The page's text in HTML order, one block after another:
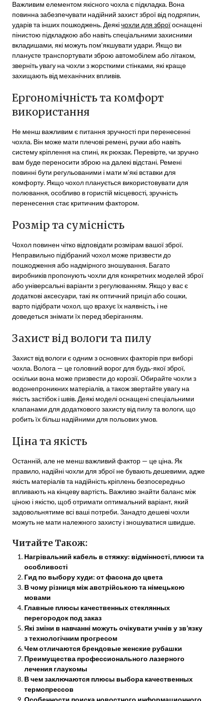
Важливим елементом якісного чохла є підкладка. Вона
повинна забезпечувати надійний захист зброї від подряпин,
ударів та інших пошкоджень. Деякічохли для зброїоснащені
пінистою підкладкою або навіть спеціальними захисними
вкладишами, які можуть пом’якшувати удари. Якщо ви
плануєте транспортувати зброю автомобілем або літаком,
зверніть увагу на чохли з жорсткими стінками, які краще
захищають від механічних впливів.
Ергономічність та комфорт
використання
Не менш важливим є питання зручності при перенесенні
чохла. Він може мати плечові ремені, ручки або навіть
систему кріплення на спині, як рюкзак. Перевірте, чи зручно
вам буде переносити зброю на далекі відстані. Ремені
повинні бути регульованими і мати м’які вставки для
комфорту. Якщо чохол планується використовувати для
полювання, особливо в гористій місцевості, зручність
перенесення стає критичним фактором.
Розмір та сумісність
Чохол повинен чітко відповідати розмірам вашої зброї.
Неправильно підібраний чохол може призвести до
пошкодження або надмірного зношування. Багато
виробників пропонують чохли для конкретних моделей зброї
або універсальні варіанти з регулюванням. Якщо у вас є
додаткові аксесуари, такі як оптичний приціл або сошки,
варто підібрати чохол, що врахує їх наявність, і не
доведеться знімати їх перед зберіганням.
Захист від вологи та пилу
Захист від вологи є одним з основних факторів при виборі
чохла. Волога — це головний ворог для будь-якої зброї,
оскільки вона може призвести до корозії. Обирайте чохли з
водонепроникних матеріалів, а також звертайте увагу на
якість застібок і швів. Деякі моделі оснащені спеціальними
клапанами для додаткового захисту від пилу та вологи, що
робить їх більш надійними для польових умов.
Ціна та якість
Останній, але не менш важливий фактор — це ціна. Як
правило, надійні чохли для зброї не бувають дешевими, адже
якість матеріалів та надійність кріплень безпосередньо
впливають на кінцеву вартість. Важливо знайти баланс між
ціною і якістю, щоб отримати оптимальний варіант, який
задовольнятиме всі ваші потреби. Занадто дешеві чохли
можуть не мати належного захисту і зношуватися швидше.
Читайте Також:
Нагрівальний кабель в стяжку: відмінності, плюси та
особливості
Гид по выбору худи: от фасона до цвета
В чому різниця між австрійською та німецькою
мовами
Главные плюсы качественных стеклянных
перегородок под заказ
Які зміни в навчанні можуть очікувати учнів у зв’язку
з технологічним прогресом
Чем отличаются брендовые женские рубашки
Преимущества профессионального лазерного
лечения глаукомы
В чем заключаются плюсы выбора качественных
термопрессов